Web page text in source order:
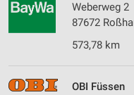
Weberweg 2
87672
573,78 km
OBI Füssen